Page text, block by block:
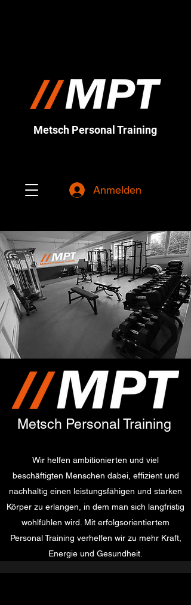
Metsch Personal Training
Anmelden
Metsch Personal Training
Wir helfen ambitionierten und viel
beschäftigten Menschen dabei, effizient und
nachhaltig einen leistungsfähigen und starken
Körper zu erlangen, in dem man sich langfristig
wohlfühlen wird. Mit erfolgsorientiertem
Personal Training verhelfen wir zu mehr Kraft,
Energie und Gesundheit.